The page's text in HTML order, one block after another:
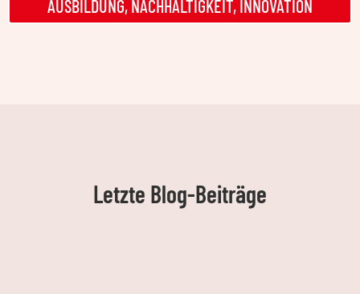
AUSBILDUNG, NACHHALTIGKEIT, INNOVATION
Letzte Blog-Beiträge